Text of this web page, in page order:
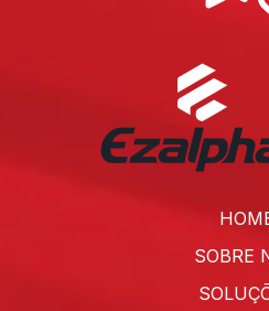
SOBRE